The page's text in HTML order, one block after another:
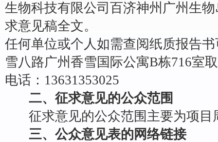
生物科技有限公司百济神州广州生
求意见稿全文。
任何单位或个人如需查阅纸质报告
雪八路广州香雪国际公寓B栋716室
电话：13631353025
二、征求意见的公众范围
征求意见的公众范围主要为项
三、公众意见表的网络链接